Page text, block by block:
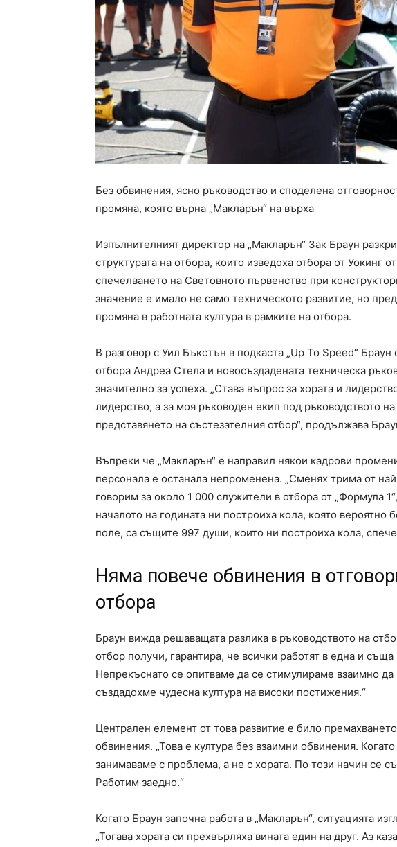
Без обвинения, ясно ръководство и споделена
промяна, която върна „Макларън“ на върха
Изпълнителният директор на „Макларън“ Зак Браун
структурата на отбора, които изведоха отбора от Уокинг
спечелването на Световното първенство при
значение е имало не само техническото развитие, но
промяна в работната култура в рамките на отбора.
В разговор с Уил Бъкстън в подкаста „Up To Speed“
отбора Андреа Стела и новосъздадената техническа
значително за успеха. „Става въпрос за хората и
лидерство, а за моя ръководен екип под ръководството
представянето на състезателния отбор“, продължава
Въпреки че „Макларън“ е направил някои кадрови
персонала е останала непроменена. „Сменях трима от
говорим за около 1 000 служители в отбора от „Формула
началото на годината ни построиха кола, която вероятно
поле, са същите 997 души, които ни построиха кола,
Няма повече обвинения в
отбора
Браун вижда решаващата разлика в ръководството на
отбор получи, гарантира, че всички работят в една и
Непрекъснато се опитваме да се стимулираме взаимно да
създадохме чудесна култура на високи постижения.“
Централен елемент от това развитие е било
обвинения. „Това е култура без взаимни обвинения.
занимаваме с проблема, а не с хората. По този начин се
Работим заедно.“
Когато Браун започна работа в „Макларън“, ситуацията
„Тогава хората си прехвърляха вината един на друг. Аз